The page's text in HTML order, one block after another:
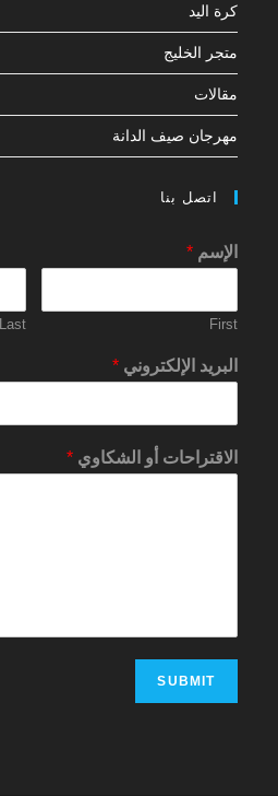
كرة اليد
متجر الخليج
مقالات
مهرجان صيف الدانة
اتصل بنا
الإسم*
First
Last
البريد الإلكتروني*
الاقتراحات أو الشكاوي*
SUBMIT